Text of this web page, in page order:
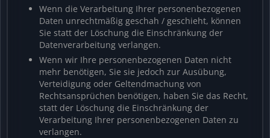
Wenn die Verarbeitung Ihrer personenbezogenen
Daten unrechtmäßig geschah / geschieht, können
Sie statt der Löschung die Einschränkung der
Datenverarbeitung verlangen.
Wenn wir Ihre personenbezogenen Daten nicht
mehr benötigen, Sie sie jedoch zur Ausübung,
Verteidigung oder Geltendmachung von
Rechtsansprüchen benötigen, haben Sie das Recht,
statt der Löschung die Einschränkung der
Verarbeitung Ihrer personenbezogenen Daten zu
verlangen.